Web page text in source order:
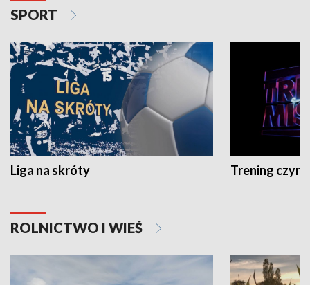
SPORT
Liga na skróty Trening czyni
ROLNICTWO I WIEŚ